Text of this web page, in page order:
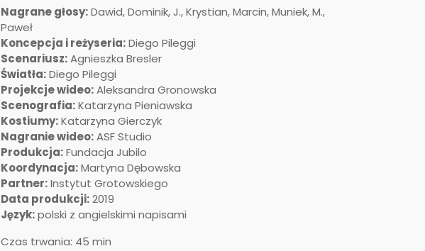
Nagrane głosy:Dawid, Dominik, J., Krystian, Marcin, Muniek, M.,
Paweł
Koncepcja i reżyseria:Diego Pileggi
Scenariusz:Agnieszka Bresler
Światła:Diego Pileggi
Projekcje wideo:Aleksandra Gronowska
Scenografia:Katarzyna Pieniawska
Kostiumy:Katarzyna Gierczyk
Nagranie wideo:ASF Studio
Produkcja:Fundacja Jubilo
Koordynacja:Martyna Dębowska
Partner:Instytut Grotowskiego
Data produkcji:2019
Język:polski z angielskimi napisami
Czas trwania: 45 min